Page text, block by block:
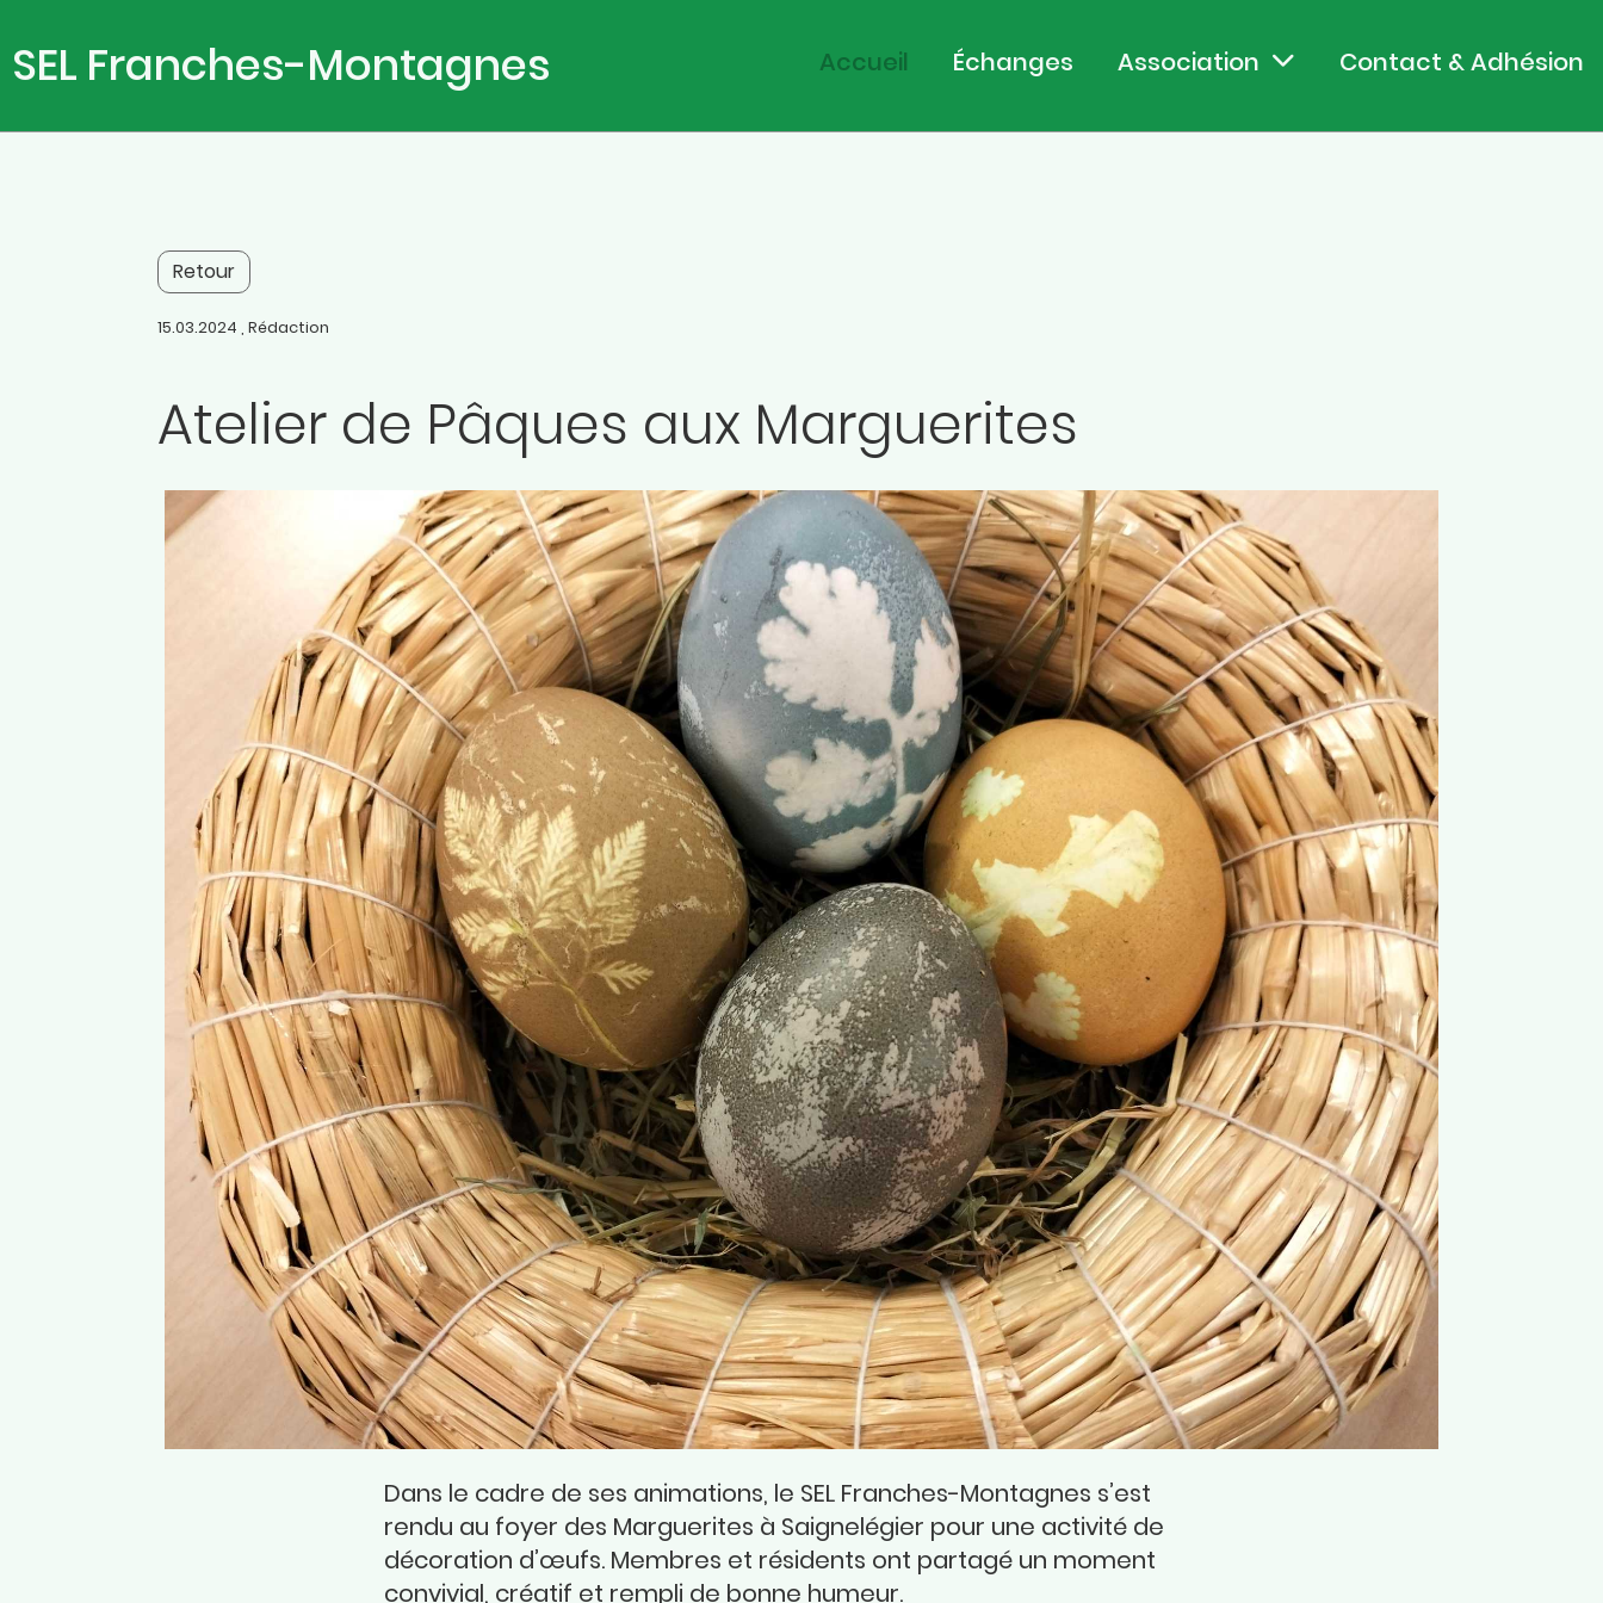
Accueil Échanges Association Contact & Adhésion
SEL Franches-Montagnes
Retour
15.03.2024 , Rédaction
Atelier de Pâques aux Marguerites
Dans le cadre de ses animations, le SEL Franches-Montagnes s’est
rendu au foyer des Marguerites à Saignelégier pour une activité de
décoration d’œufs. Membres et résidents ont partagé un moment
convivial, créatif et rempli de bonne humeur.